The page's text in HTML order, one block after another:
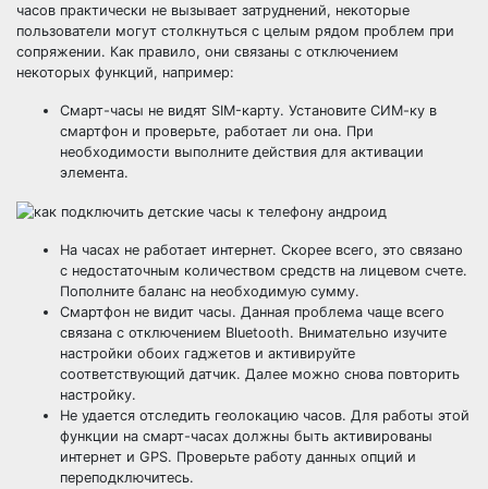
часов практически не вызывает затруднений, некоторые
пользователи могут столкнуться с целым рядом проблем при
сопряжении. Как правило, они связаны с отключением
некоторых функций, например:
Смарт-часы не видят SIM-карту. Установите СИМ-ку в
смартфон и проверьте, работает ли она. При
необходимости выполните действия для активации
элемента.
На часах не работает интернет. Скорее всего, это связано
с недостаточным количеством средств на лицевом счете.
Пополните баланс на необходимую сумму.
Смартфон не видит часы. Данная проблема чаще всего
связана с отключением Bluetooth. Внимательно изучите
настройки обоих гаджетов и активируйте
соответствующий датчик. Далее можно снова повторить
настройку.
Не удается отследить геолокацию часов. Для работы этой
функции на смарт-часах должны быть активированы
интернет и GPS. Проверьте работу данных опций и
переподключитесь.